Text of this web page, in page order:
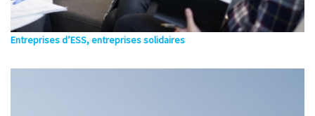
Entreprises d’ESS, entreprises solidaires